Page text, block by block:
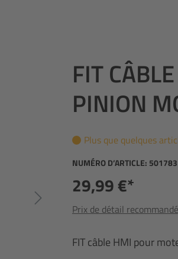
FIT
PINION
Plus que quelques
NUMÉRO D’ARTICLE: 501783
29,99 €*
Prix de détail
FIT câble HMI pour